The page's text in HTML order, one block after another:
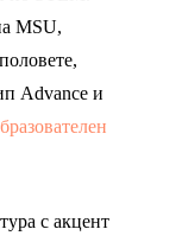
MSU,
Advance и
с акцент